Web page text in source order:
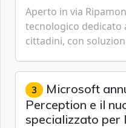
Aperto in via
tecnologico dedicato
cittadini, con
Cybersecurity.
3 Microsoft
Perception e il
specializzato per